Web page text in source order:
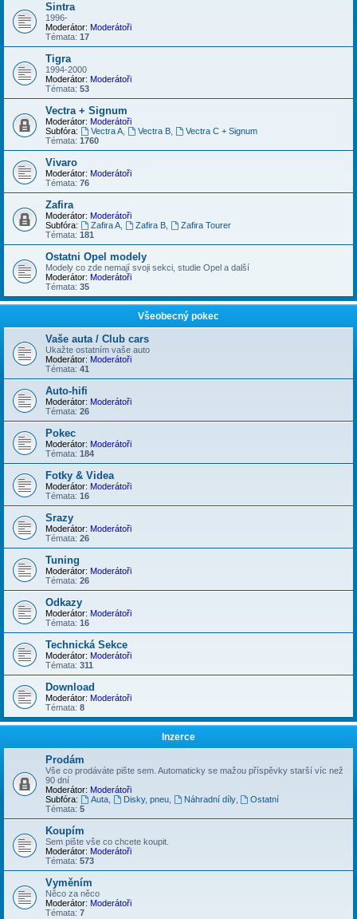
Sintra
1996-
Moderátor: Moderátoři
Témata: 17
Tigra
1994-2000
Moderátor: Moderátoři
Témata: 53
Vectra + Signum
Moderátor: Moderátoři
Subfóra:
Vectra A, Vectra B,
Vectra C + Signum
Témata: 1760
Vivaro
Moderátor: Moderátoři
Témata: 76
Zafira
Moderátor: Moderátoři
Subfóra:
Zafira A, Zafira B,
Zafira Tourer
Témata: 181
Ostatni Opel modely
Modely co zde nemají svoji sekci, studie Opel a další
Moderátor: Moderátoři
Témata: 35
Všeobecný pokec
Vaše auta / Club cars
Ukažte ostatním vaše auto
Moderátor: Moderátoři
Témata: 41
Auto-hifi
Moderátor: Moderátoři
Témata: 26
Pokec
Moderátor: Moderátoři
Témata: 184
Fotky & Videa
Moderátor: Moderátoři
Témata: 16
Srazy
Moderátor: Moderátoři
Témata: 26
Tuning
Moderátor: Moderátoři
Témata: 26
Odkazy
Moderátor: Moderátoři
Témata: 16
Technická Sekce
Moderátor: Moderátoři
Témata: 311
Download
Moderátor: Moderátoři
Témata: 8
Inzerce
Prodám
Vše co prodáváte pište sem. Automaticky se mažou příspěvky starší víc než
90 dní
Moderátor: Moderátoři
Subfóra:
Auta, Disky, pneu, Náhradní díly,
Ostatní
Témata: 5
Koupím
Sem pište vše co chcete koupit.
Moderátor: Moderátoři
Témata: 573
Vyměním
Něco za něco
Moderátor: Moderátoři
Témata: 7